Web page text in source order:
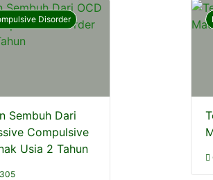
Disorder
Sembuh Dari
Compulsive
Usia 2 Tahun